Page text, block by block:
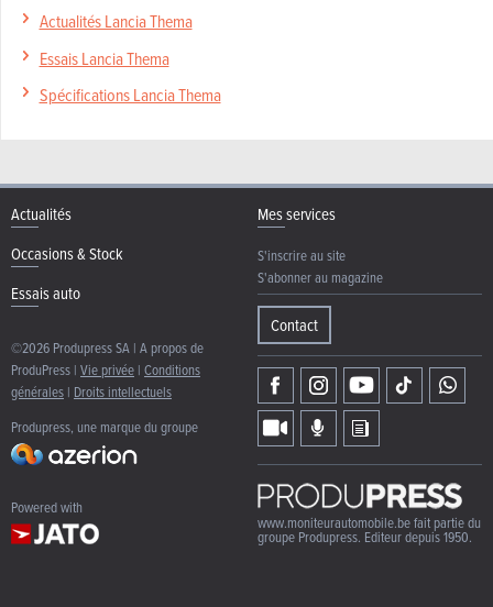
Actualités Lancia Thema
Essais Lancia Thema
Spécifications Lancia Thema
Actualités
Occasions & Stock
Essais auto
©2026 Produpress SA | A propos de
ProduPress | Vie privée | Conditions
générales | Droits intellectuels
Produpress, une marque du groupe
Powered with
Mes services
S'inscrire au site
S'abonner au magazine
Contact
www.moniteurautomobile.be fait partie du
groupe Produpress. Editeur depuis 1950.